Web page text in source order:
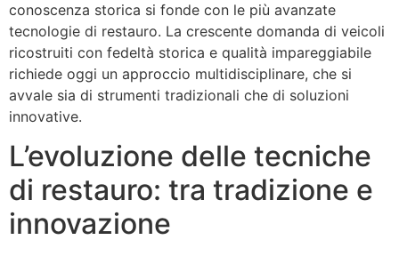
conoscenza storica si fonde con le più avanzate
tecnologie di restauro. La crescente domanda di veicoli
ricostruiti con fedeltà storica e qualità impareggiabile
richiede oggi un approccio multidisciplinare, che si
avvale sia di strumenti tradizionali che di soluzioni
innovative.
L’evoluzione delle tecniche
di restauro: tra tradizione e
innovazione